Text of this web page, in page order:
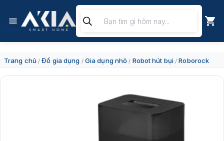
kiếm
sản
Trang chủ /Đồ gia dụng / Gia dụng nhỏ / Robot hút bụi / Roborock